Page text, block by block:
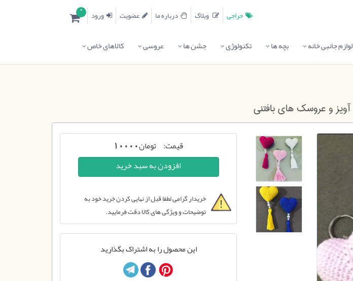
0 ورود عضویت درباره ما حراجی
لوازم جانبی خانه بچه ها تکنولوژی جشن ها عروسی کالاهای خاص
آویز و عروسک های بافتنی
قیمت: تومان10000
خریدار گرامی لطفا قبل از نهایی کردن خرید خود به
توضیحات و ویژگی های کالا دقت فرمایید.
این محصول را به اشتراک بگذارید